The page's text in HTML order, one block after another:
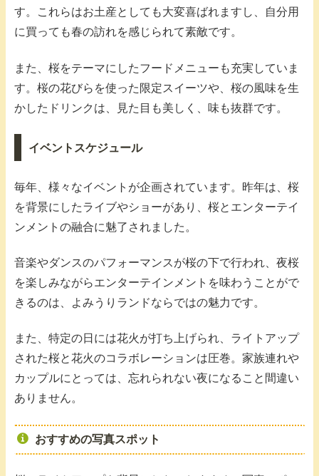
す。これらはお土産としても大変喜ばれますし、自分用
に買っても春の訪れを感じられて素敵です。
また、桜をテーマにしたフードメニューも充実していま
す。桜の花びらを使った限定スイーツや、桜の風味を生
かしたドリンクは、見た目も美しく、味も抜群です。
イベントスケジュール
毎年、様々なイベントが企画されています。昨年は、桜
を背景にしたライブやショーがあり、桜とエンターテイ
ンメントの融合に魅了されました。
音楽やダンスのパフォーマンスが桜の下で行われ、夜桜
を楽しみながらエンターテインメントを味わうことがで
きるのは、よみうりランドならではの魅力です。
また、特定の日には花火が打ち上げられ、ライトアップ
された桜と花火のコラボレーションは圧巻。家族連れや
カップルにとっては、忘れられない夜になること間違い
ありません。
おすすめの写真スポット